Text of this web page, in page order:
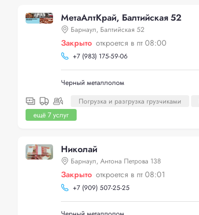
МетаАлтКрай, Балтийская 52
Барнаул, Балтийская 52
Закрыто откроется в пт 08:00
+7 (983) 175-59-06
Черный металлолом
Погрузка и разгрузка грузчиками
ещё 7 услуг
Николай
Барнаул, Антона Петрова 138
Закрыто откроется в пт 08:01
+7 (909) 507-25-25